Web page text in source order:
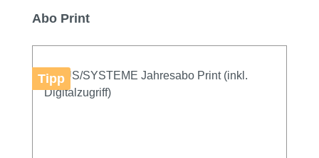
Produktgalerie überspringen
Abo Print
Tipp